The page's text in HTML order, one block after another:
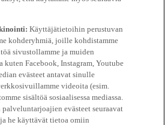
Käyttäjätietoihin perustuvan
kohderyhmiä, joille kohdistamme
sivustollamme ja muiden
Facebook, Instagram, Youtube
evästeet antavat sinulle
videoita (esim.
sisältöä sosiaalisessa mediassa.
palveluntarjoajien evästeet seuraavat
he käyttävät tietoa omiin